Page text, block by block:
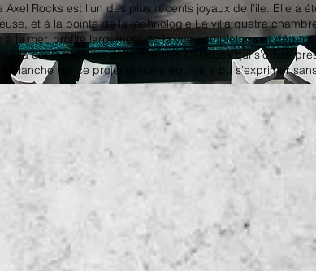
Rocks est l’un des plus récents joyaux de l’ile. Elle a
et à la pointe de la technologie.La villa quatre
la mer, profite largement de la vue complètement
à la contemplation de la mer des Caraïbes qui s’ouvre
blanche sur ce projet et notre équipe a pu s'exprimer